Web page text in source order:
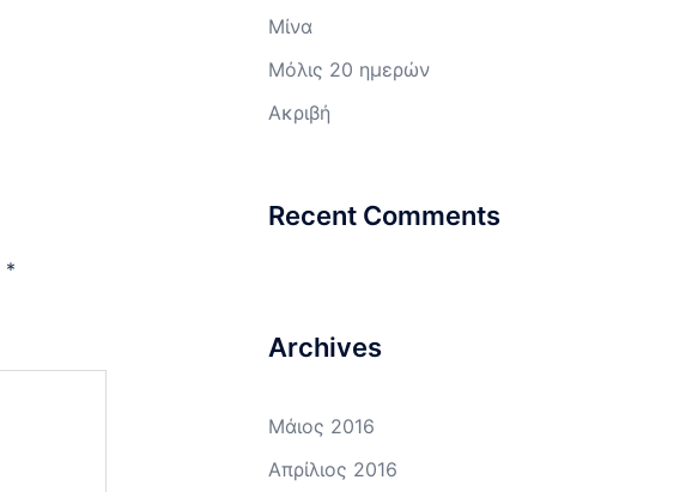
*
Μίνα
Μόλις 20 ημερών
Ακριβή
Recent Comments
Archives
Μάιος 2016
Απρίλιος 2016